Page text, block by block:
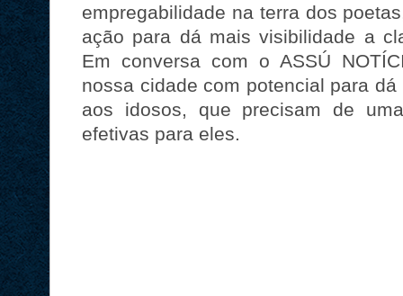
empregabilidade na terra dos
ação para dá mais visibilidade a
Em conversa com o ASSÚ
nossa cidade com potencial para
aos idosos, que precisam de
efetivas para eles.